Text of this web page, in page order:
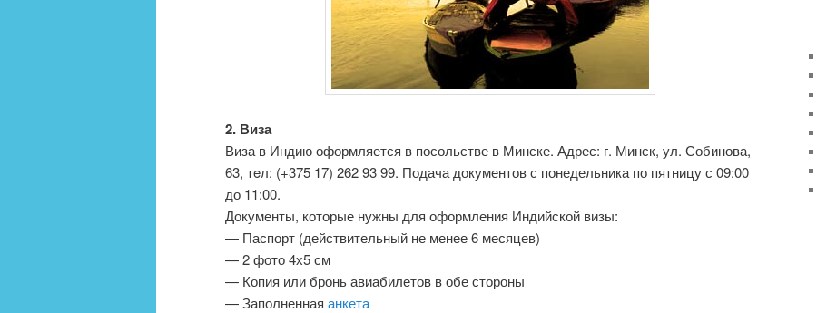
2. Виза
Виза в Индию оформляется в посольстве в Минске. Адрес: г. Минск, ул. Собинова,
63, тeл: (+375 17) 262 93 99. Подача документов с понедельника по пятницу с 09:00
до 11:00.
Документы, которые нужны для оформления Индийской визы:
— Паспорт (действительный не менее 6 месяцев)
— 2 фото 4х5 см
— Копия или бронь авиабилетов в обе стороны
— Заполненная анкета